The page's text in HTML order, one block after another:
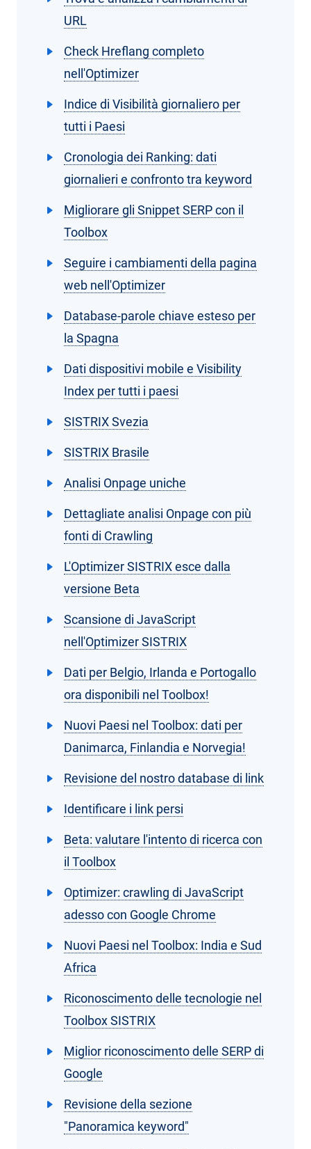
URL
Check Hreflang completo
nell'Optimizer
Indice di Visibilità giornaliero per
tutti i Paesi
Cronologia dei Ranking: dati
giornalieri e confronto tra keyword
Migliorare gli Snippet SERP con il
Toolbox
Seguire i cambiamenti della pagina
web nell'Optimizer
Database-parole chiave esteso per
la Spagna
Dati dispositivi mobile e Visibility
Index per tutti i paesi
SISTRIX Svezia
SISTRIX Brasile
Analisi Onpage uniche
Dettagliate analisi Onpage con più
fonti di Crawling
L'Optimizer SISTRIX esce dalla
versione Beta
Scansione di JavaScript
nell'Optimizer SISTRIX
Dati per Belgio, Irlanda e Portogallo
ora disponibili nel Toolbox!
Nuovi Paesi nel Toolbox: dati per
Danimarca, Finlandia e Norvegia!
Revisione del nostro database di link
Identificare i link persi
Beta: valutare l'intento di ricerca con
il Toolbox
Optimizer: crawling di JavaScript
adesso con Google Chrome
Nuovi Paesi nel Toolbox: India e Sud
Africa
Riconoscimento delle tecnologie nel
Toolbox SISTRIX
Miglior riconoscimento delle SERP di
Google
Revisione della sezione
"Panoramica keyword"